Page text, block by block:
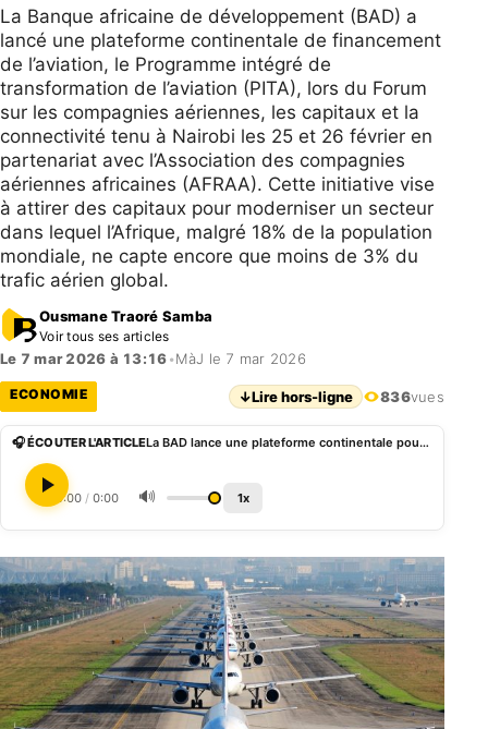
La Banque africaine de développement (BAD) a
lancé une plateforme continentale de financement
de l’aviation, le Programme intégré de
transformation de l’aviation (PITA), lors du Forum
sur les compagnies aériennes, les capitaux et la
connectivité tenu à Nairobi les 25 et 26 février en
partenariat avec l’Association des compagnies
aériennes africaines (AFRAA). Cette initiative vise
à attirer des capitaux pour moderniser un secteur
dans lequel l’Afrique, malgré 18% de la population
mondiale, ne capte encore que moins de 3% du
trafic aérien global.
Ousmane Traoré Samba
Voir tous ses articles
Le 7 mar 2026 à 13:16•MàJ le 7 mar 2026
ECONOMIE ↓Lire hors-ligne 836vues
🎧 ÉCOUTER L'ARTICLE La BAD lance une plateforme continentale pour mobiliser des capitaux en faveur de l’aviation africaine
0:00 / 0:00 🔊 1x